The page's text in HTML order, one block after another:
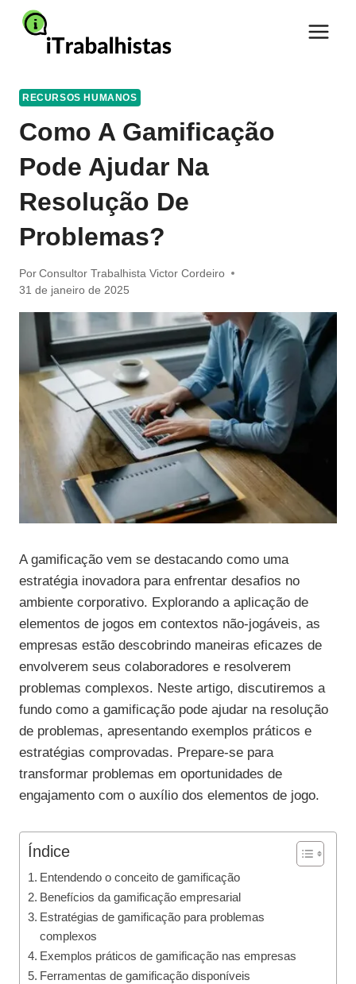
Pular
para
RECURSOS HUMANOS
Como A Gamificação
Pode Ajudar Na
Resolução De
Problemas?
Por Consultor Trabalhista Victor Cordeiro
31 de janeiro de 2025
A gamificação vem se destacando como uma
estratégia inovadora para enfrentar desafios no
ambiente corporativo. Explorando a aplicação de
elementos de jogos em contextos não-jogáveis, as
empresas estão descobrindo maneiras eficazes de
envolverem seus colaboradores e resolverem
problemas complexos. Neste artigo, discutiremos a
fundo como a gamificação pode ajudar na resolução
de problemas, apresentando exemplos práticos e
estratégias comprovadas. Prepare-se para
transformar problemas em oportunidades de
engajamento com o auxílio dos elementos de jogo.
Índice
Entendendo o conceito de gamificação
Benefícios da gamificação empresarial
Estratégias de gamificação para problemas
complexos
Exemplos práticos de gamificação nas empresas
Ferramentas de gamificação disponíveis